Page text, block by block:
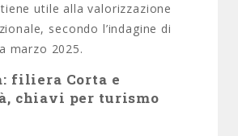
utile alla valorizzazione
secondo l’indagine di
marzo 2025.
filiera Corta e
chiavi per turismo